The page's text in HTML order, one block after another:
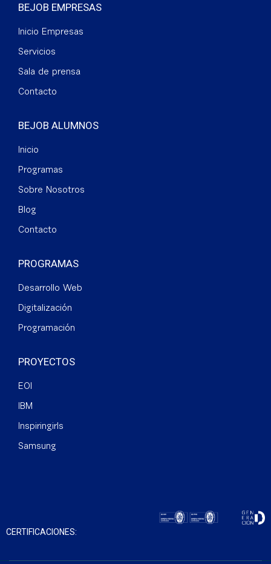
BEJOB EMPRESAS
Inicio Empresas
Servicios
Sala de prensa
Contacto
BEJOB ALUMNOS
Inicio
Programas
Sobre Nosotros
Blog
Contacto
PROGRAMAS
Desarrollo Web
Digitalización
Programación
PROYECTOS
EOI
IBM
Inspiringirls
Samsung
CERTIFICACIONES: